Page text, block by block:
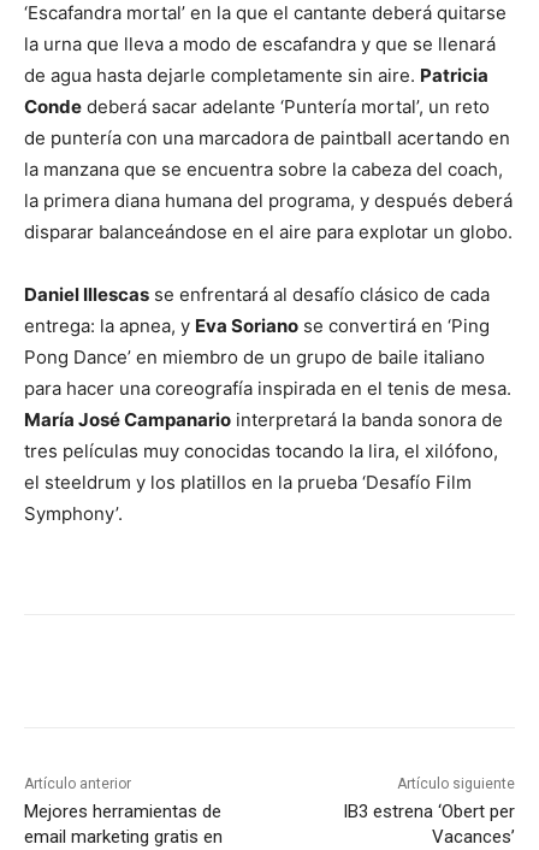
‘Escafandra mortal’ en la que el cantante deberá quitarse
la urna que lleva a modo de escafandra y que se llenará
de agua hasta dejarle completamente sin aire. Patricia
Conde deberá sacar adelante ‘Puntería mortal’, un reto
de puntería con una marcadora de paintball acertando en
la manzana que se encuentra sobre la cabeza del coach,
la primera diana humana del programa, y después deberá
disparar balanceándose en el aire para explotar un globo.
Daniel Illescas se enfrentará al desafío clásico de cada
entrega: la apnea, y Eva Soriano se convertirá en ‘Ping
Pong Dance’ en miembro de un grupo de baile italiano
para hacer una coreografía inspirada en el tenis de mesa.
María José Campanario interpretará la banda sonora de
tres películas muy conocidas tocando la lira, el xilófono,
el steeldrum y los platillos en la prueba ‘Desafío Film
Symphony’.
Artículo anterior
Mejores herramientas de
email marketing gratis en
Artículo siguiente
IB3 estrena ‘Obert per
Vacances’